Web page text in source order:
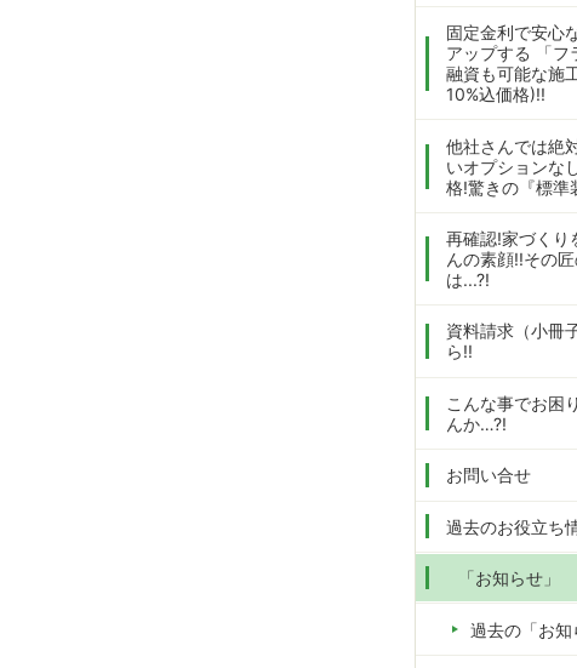
固定金利で安心
アップする 「
融資も可能な施
10%込価格)!!
他社さんでは絶
いオプションな
格!驚きの『標準
再確認!家づくり
んの素顔!!その
は...?!
資料請求（小冊
ら!!
こんな事でお困
んか…?!
お問い合せ
過去のお役立ち
「お知らせ」
過去の「お知